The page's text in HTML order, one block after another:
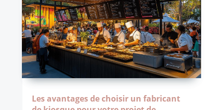
Les avantages de choisir un fabricant